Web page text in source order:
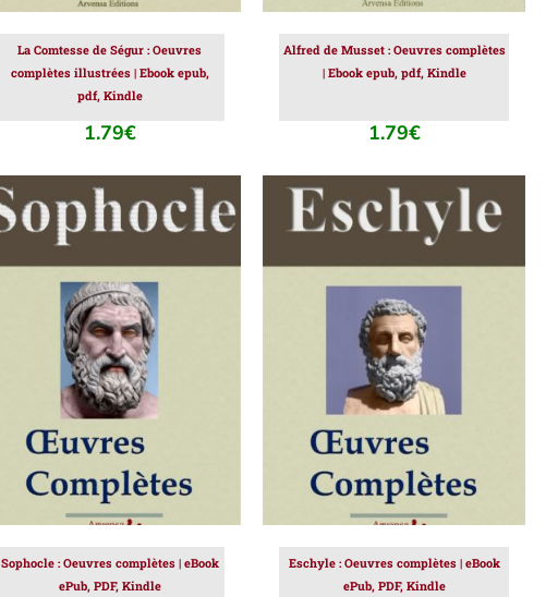
La Comtesse de Ségur : Oeuvres
complètes illustrées | Ebook epub,
pdf, Kindle
1.79€
Alfred de Musset : Oeuvres complètes
| Ebook epub, pdf, Kindle
1.79€
AJOUTER AU PANIER
DÉTAILS
Sophocle : Oeuvres complètes | eBook
ePub, PDF, Kindle
AJOUTER AU PANIER
DÉTAILS
Eschyle : Oeuvres complètes | eBook
ePub, PDF, Kindle